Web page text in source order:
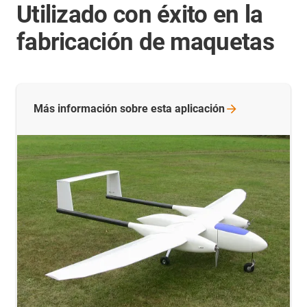
Utilizado con éxito en la
fabricación de maquetas
Más información sobre esta aplicación